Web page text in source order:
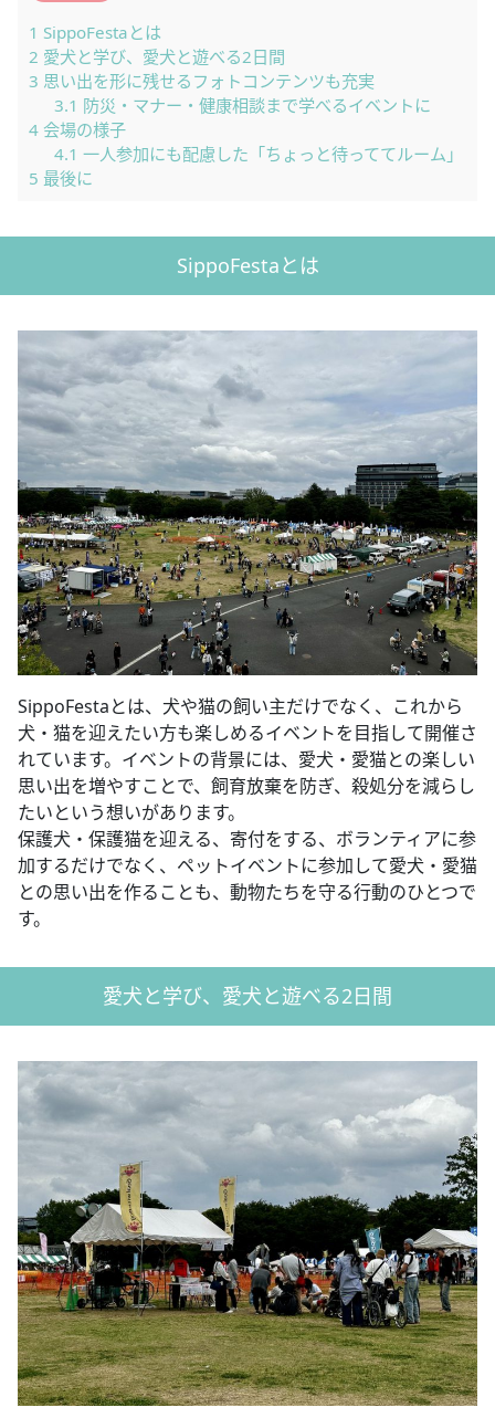
1 SippoFestaとは
2 愛犬と学び、愛犬と遊べる2日間
3 思い出を形に残せるフォトコンテンツも充実
3.1 防災・マナー・健康相談まで学べるイベントに
4 会場の様子
4.1 一人参加にも配慮した「ちょっと待っててルーム」
5 最後に
SippoFestaとは
SippoFestaとは、犬や猫の飼い主だけでなく、これから
犬・猫を迎えたい方も楽しめるイベントを目指して開催さ
れています。イベントの背景には、愛犬・愛猫との楽しい
思い出を増やすことで、飼育放棄を防ぎ、殺処分を減らし
たいという想いがあります。
保護犬・保護猫を迎える、寄付をする、ボランティアに参
加するだけでなく、ペットイベントに参加して愛犬・愛猫
との思い出を作ることも、動物たちを守る行動のひとつで
す。
愛犬と学び、愛犬と遊べる2日間